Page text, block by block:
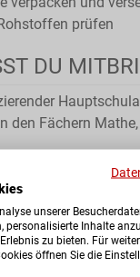
prüfen
DU
den Fächern
mit
unserer
personalisierte Inhalte
zu bieten. Für
öffnen Sie die